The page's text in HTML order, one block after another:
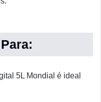
5L Mondial é ideal